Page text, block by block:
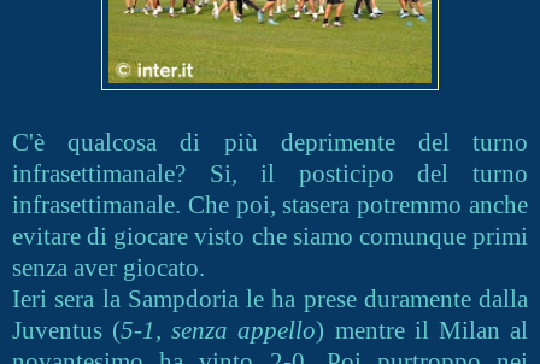
C'è qualcosa di più deprimente del turno
infrasettimanale? Si, il posticipo del turno
infrasettimanale. Che poi, stasera potremmo anche
evitare di giocare visto che siamo comunque primi
senza aver giocato.
Ieri sera la Sampdoria le ha prese duramente dalla
Juventus (5-1, senza appello) mentre il Milan al